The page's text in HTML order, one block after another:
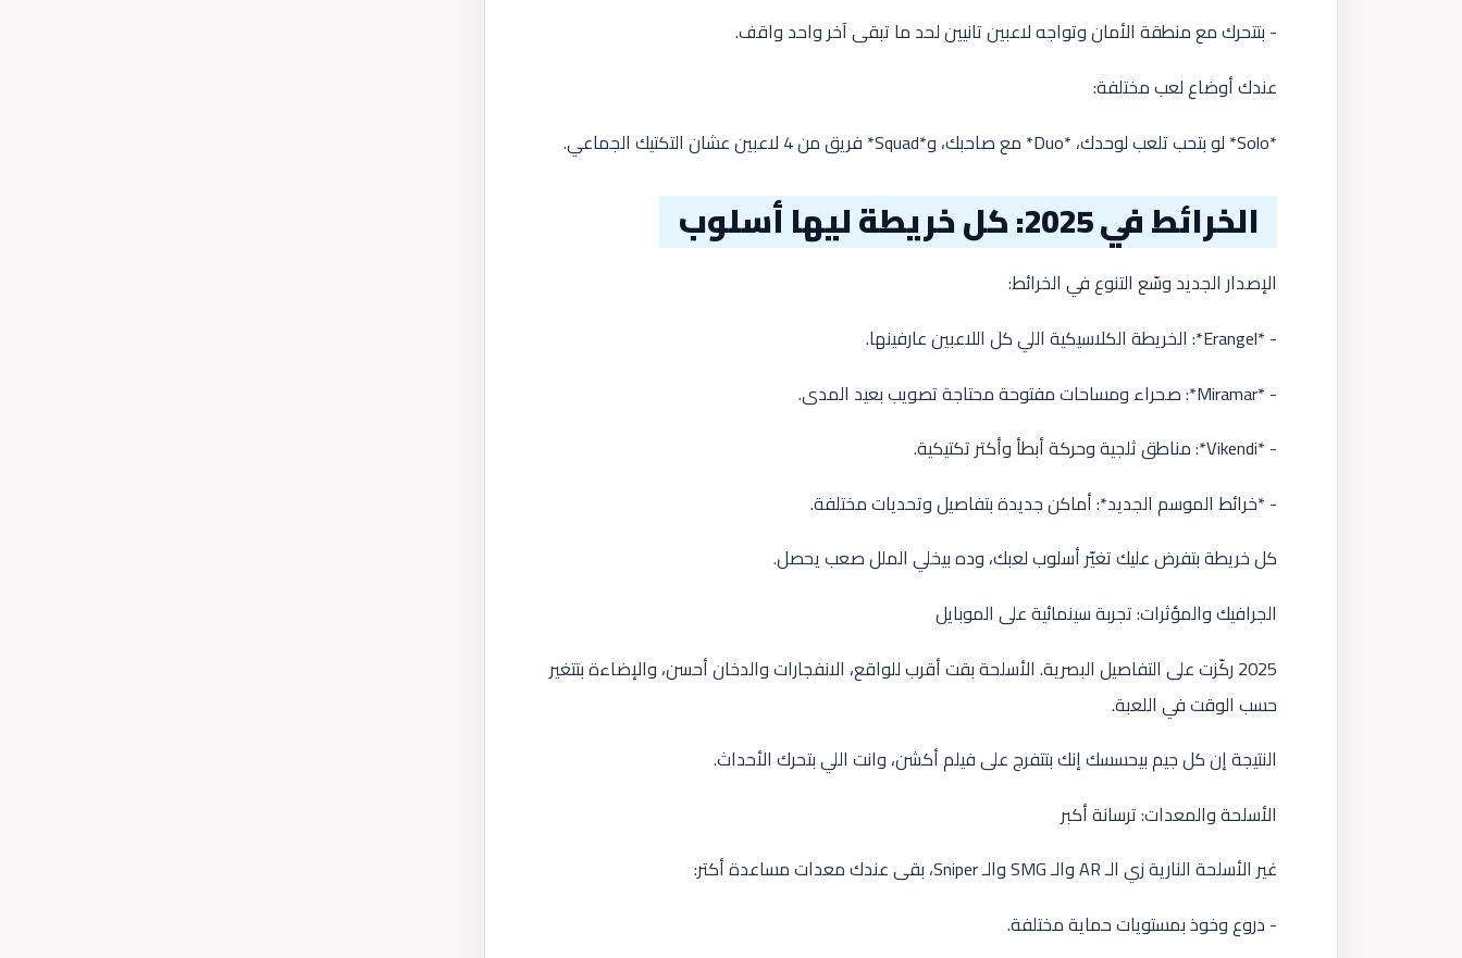
- بتتحرك مع منطقة الأمان وتواجه لاعبين تانيين لحد ما تبقى آخر واحد واقف.
عندك أوضاع لعب مختلفة:
*Solo* لو بتحب تلعب لوحدك، *Duo* مع صاحبك، و*Squad* فريق من 4 لاعبين عشان التكتيك الجماعي.
الخرائط في 2025: كل خريطة ليها أسلوب
الإصدار الجديد وسّع التنوع في الخرائط:
- *Erangel*: الخريطة الكلاسيكية اللي كل اللاعبين عارفينها.
- *Miramar*: صحراء ومساحات مفتوحة محتاجة تصويب بعيد المدى.
- *Vikendi*: مناطق ثلجية وحركة أبطأ وأكتر تكتيكية.
- *خرائط الموسم الجديد*: أماكن جديدة بتفاصيل وتحديات مختلفة.
كل خريطة بتفرض عليك تغيّر أسلوب لعبك، وده بيخلي الملل صعب يحصل.
الجرافيك والمؤثرات: تجربة سينمائية على الموبايل
2025 ركّزت على التفاصيل البصرية. الأسلحة بقت أقرب للواقع، الانفجارات والدخان أحسن، والإضاءة بتتغير
حسب الوقت في اللعبة.
النتيجة إن كل جيم بيحسسك إنك بتتفرج على فيلم أكشن، وانت اللي بتحرك الأحداث.
الأسلحة والمعدات: ترسانة أكبر
غير الأسلحة النارية زي الـ AR والـ SMG والـ Sniper، بقى عندك معدات مساعدة أكتر:
- دروع وخوذ بمستويات حماية مختلفة.